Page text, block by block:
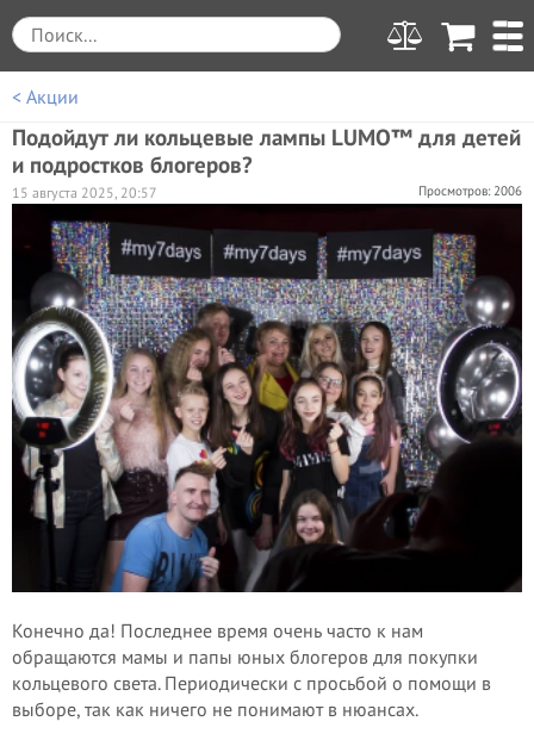
< Акции
Подойдут ли кольцевые лампы LUMO™ для детей
и подростков блогеров?
Просмотров: 2006
15 августа 2025, 20:57
Конечно да! Последнее время очень часто к нам
обращаются мамы и папы юных блогеров для покупки
кольцевого света. Периодически с просьбой о помощи в
выборе, так как ничего не понимают в нюансах.